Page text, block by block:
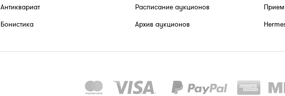
Антиквариат
Бонистика
Расписание аукционов
Архив аукционов